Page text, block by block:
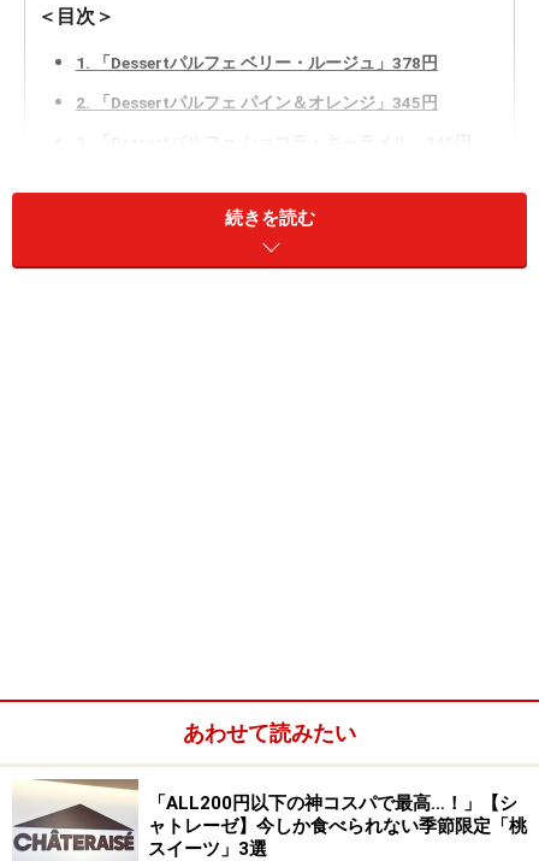
＜目次＞
1. 「Dessertパルフェ ベリー・ルージュ」378円
2. 「Dessertパルフェ パイン＆オレンジ」345円
1. 「Dessertパルフェ ベリー・ルージュ」
378円
続きを読む
あわせて読みたい
「ALL200円以下の神コスパで最高…！」【シ
ャトレーゼ】今しか食べられない季節限定「桃
スイーツ」3選